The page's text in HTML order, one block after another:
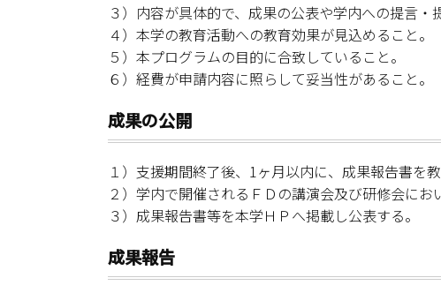
３）内容が具体的で、成果の公表や学内への提言・
４）本学の教育活動への教育効果が見込めること。
５）本プログラムの目的に合致していること。
６）経費が申請内容に照らして妥当性があること。
成果の公開
１）支援期間終了後、1ヶ月以内に、成果報告書を
２）学内で開催されるＦＤの講演会及び研修会にお
３）成果報告書等を本学ＨＰへ掲載し公表する。
成果報告